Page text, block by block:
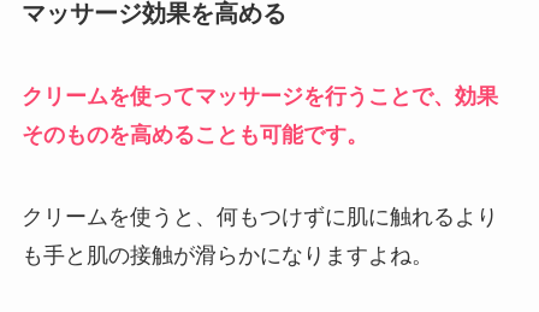
マッサージ効果を高める
クリームを使ってマッサージを行うことで、効果
そのものを高めることも可能です。
クリームを使うと、何もつけずに肌に触れるより
も手と肌の接触が滑らかになりますよね。